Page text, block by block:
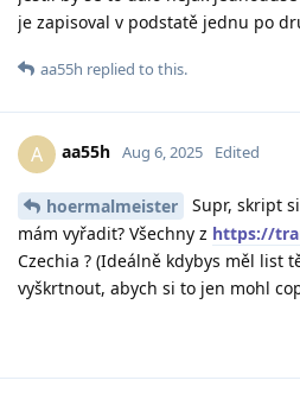
je zapisoval v podstatě jednu po
aa55h replied to this.
A aa55h Aug 6, 2025 Edited
hoermalmeister
Supr, skript
mám vyřadit? Všechny z https://
Czechia ? (Ideálně kdybys měl list
vyškrtnout, abych si to jen mohl